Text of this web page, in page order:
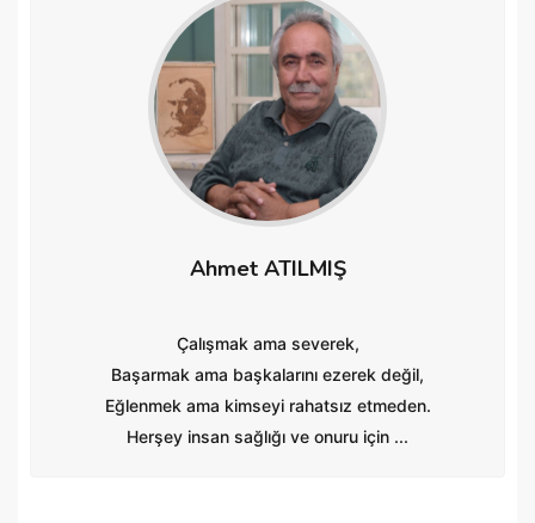
Ahmet ATILMIŞ
Çalışmak ama severek,
Başarmak ama başkalarını ezerek değil,
Eğlenmek ama kimseyi rahatsız etmeden.
Herşey insan sağlığı ve onuru için ...